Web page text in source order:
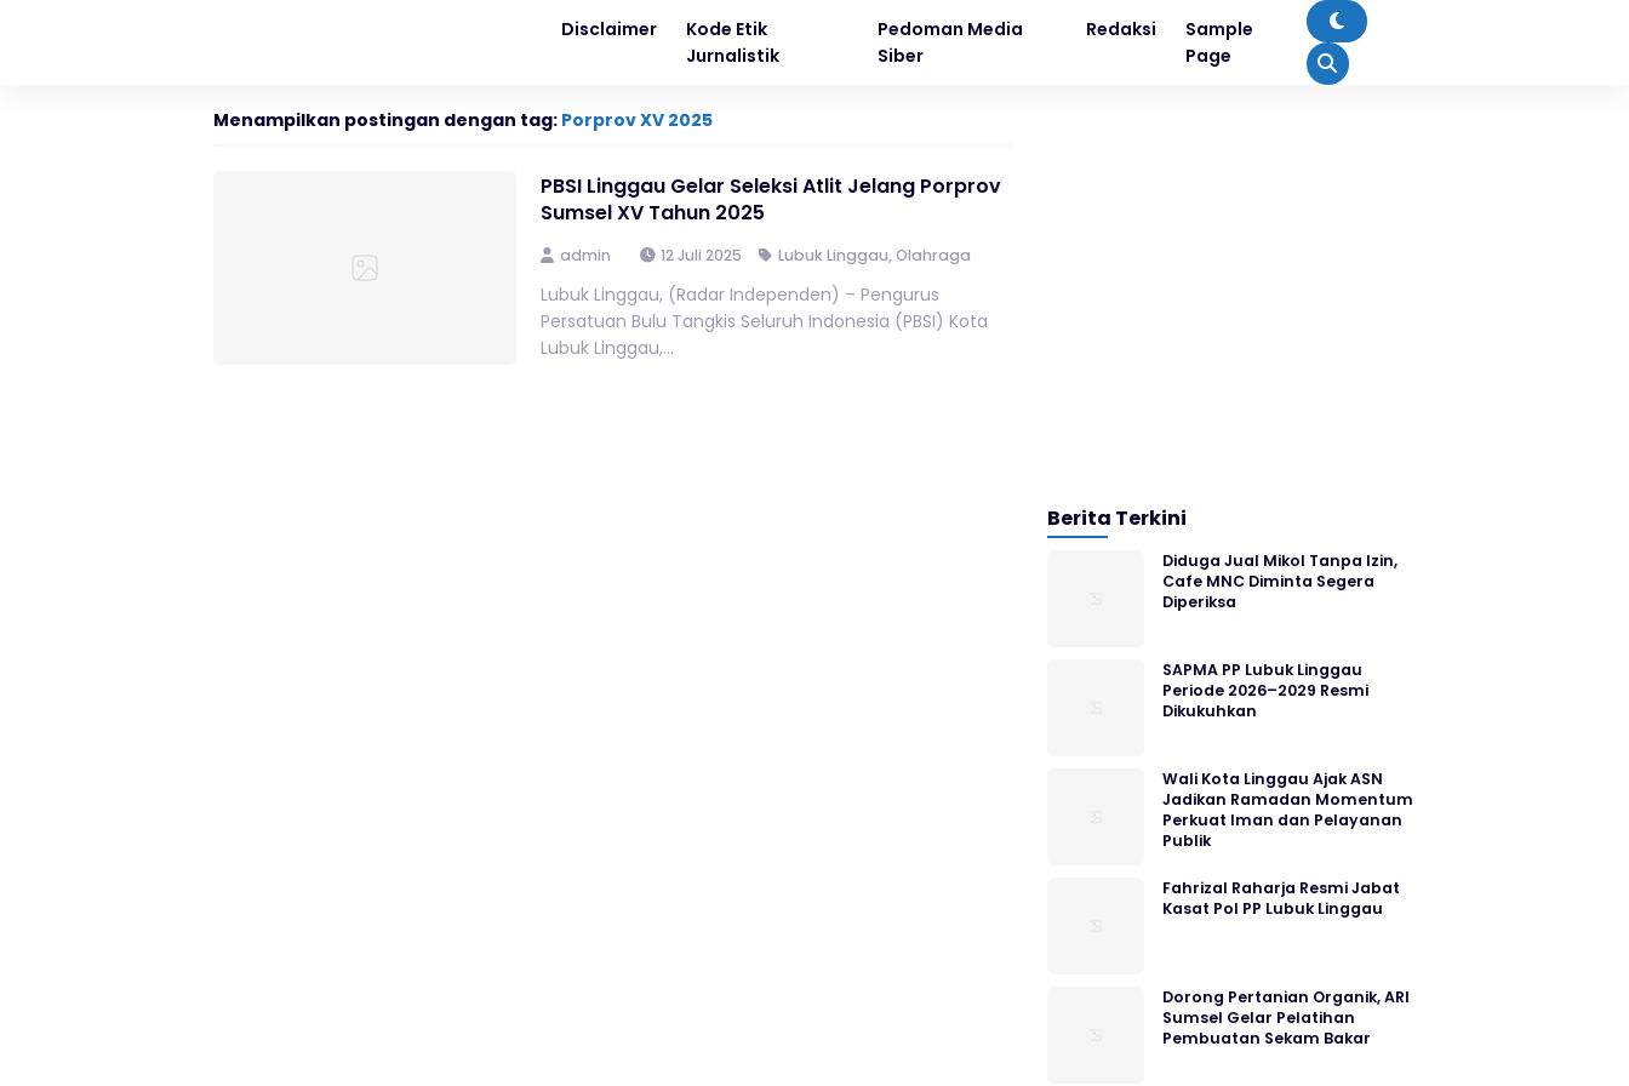
Disclaimer
Kode Etik
Jurnalistik
Pedoman Media
Siber
Redaksi
Sample
Page
Menampilkan postingan dengan tag: Porprov XV 2025
PBSI Linggau Gelar Seleksi Atlit Jelang Porprov
Sumsel XV Tahun 2025
admin 12 Juli 2025 Lubuk Linggau, Olahraga
Lubuk Linggau, (Radar Independen) – Pengurus
Persatuan Bulu Tangkis Seluruh Indonesia (PBSI) Kota
Lubuk Linggau,...
Berita Terkini
Diduga Jual Mikol Tanpa Izin,
Cafe MNC Diminta Segera
Diperiksa
SAPMA PP Lubuk Linggau
Periode 2026–2029 Resmi
Dikukuhkan
Wali Kota Linggau Ajak ASN
Jadikan Ramadan Momentum
Perkuat Iman dan Pelayanan
Publik
Fahrizal Raharja Resmi Jabat
Kasat Pol PP Lubuk Linggau
Dorong Pertanian Organik, ARI
Sumsel Gelar Pelatihan
Pembuatan Sekam Bakar